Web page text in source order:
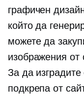
графичен
който да
можете да
изображения от
За да
подкрепа от